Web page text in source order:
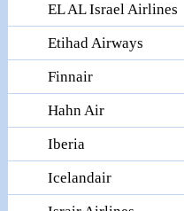
EL AL Israel Airlines
Etihad Airways
Finnair
Hahn Air
Iberia
Icelandair